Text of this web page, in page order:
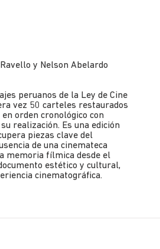
y Nelson Abelardo
peruanos de la Ley de Cine
vez 50 carteles restaurados
orden cronológico con
realización. Es una edición
piezas clave del
de una cinemateca
memoria fílmica desde el
estético y cultural,
cinematográfica.